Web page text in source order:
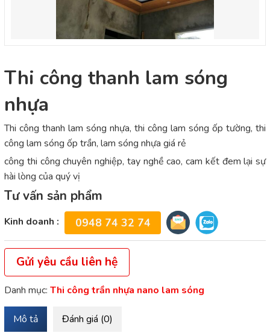
Thi công thanh lam sóng
nhựa
Thi công thanh lam sóng nhựa, thi công lam sóng ốp tường, thi
công lam sóng ốp trần, lam sóng nhựa giá rẻ
công thi công chuyên nghiệp, tay nghề cao, cam kết đem lại sự
hài lòng của quý vị
Tư vấn sản phẩm
Kinh doanh : 0948 74 32 74
Gửi yêu cầu liên hệ
Danh mục: Thi công trần nhựa nano lam sóng
Mô tả Đánh giá (0)